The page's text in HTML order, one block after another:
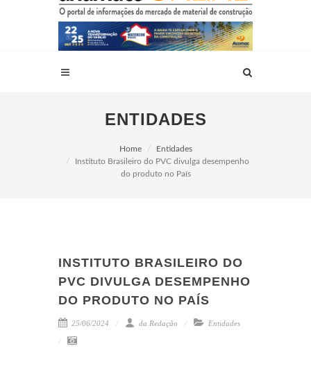
ENTIDADES
Home
Entidades
Instituto Brasileiro do PVC divulga desempenho
do produto no País
INSTITUTO BRASILEIRO DO
PVC DIVULGA DESEMPENHO
DO PRODUTO NO PAÍS
25/06/2024 da Redação Entidades